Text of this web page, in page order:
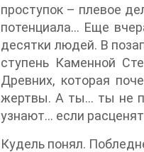
проступок – плевое
потенциала… Еще
десятки людей. В
ступень Каменной
Древних, которая
жертвы. А ты… ты не
узнают… если
Кудель понял.